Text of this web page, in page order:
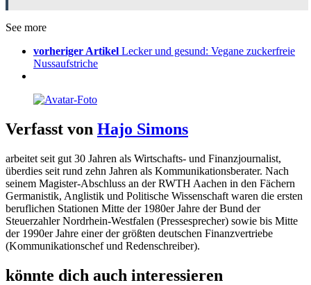
See more
vorheriger Artikel Lecker und gesund: Vegane zuckerfreie
Nussaufstriche
Verfasst von Hajo Simons
arbeitet seit gut 30 Jahren als Wirtschafts- und Finanzjournalist,
überdies seit rund zehn Jahren als Kommunikationsberater. Nach
seinem Magister-Abschluss an der RWTH Aachen in den Fächern
Germanistik, Anglistik und Politische Wissenschaft waren die ersten
beruflichen Stationen Mitte der 1980er Jahre der Bund der
Steuerzahler Nordrhein-Westfalen (Pressesprecher) sowie bis Mitte
der 1990er Jahre einer der größten deutschen Finanzvertriebe
(Kommunikationschef und Redenschreiber).
könnte dich auch interessieren